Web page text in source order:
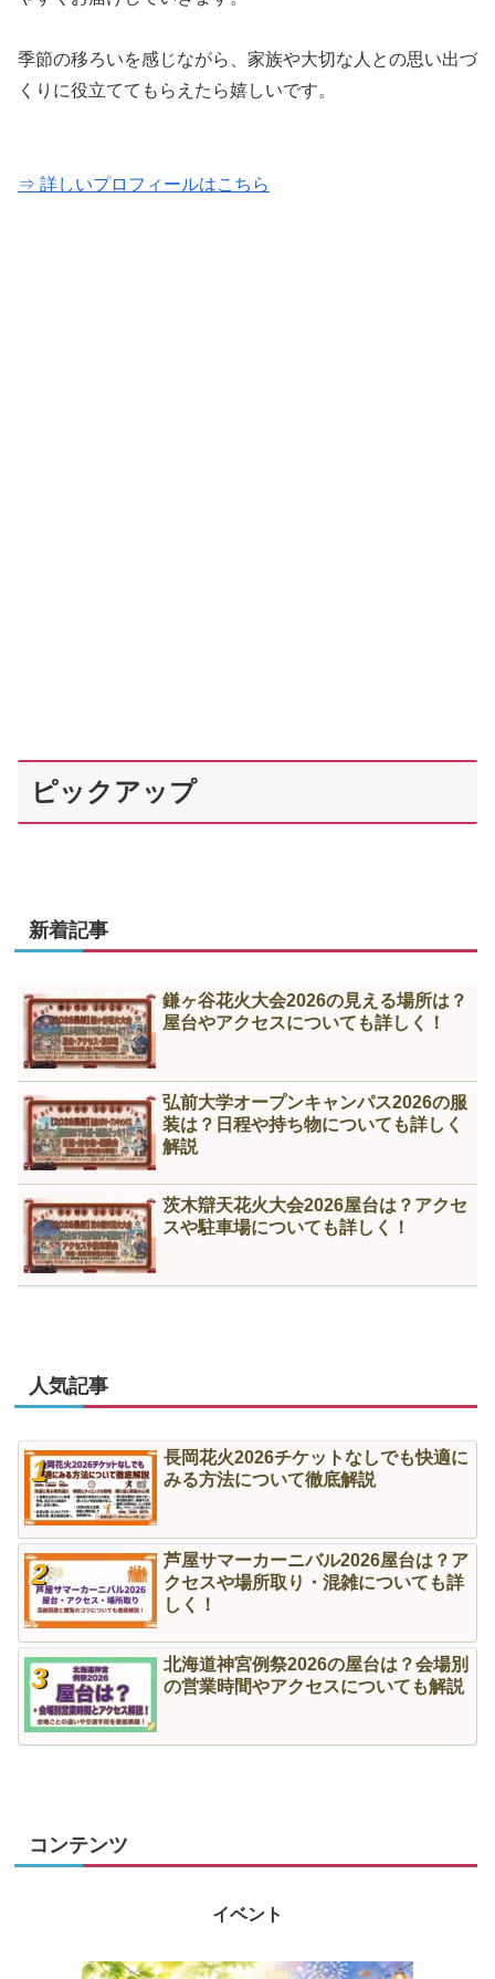
季節の移ろいを感じながら、家族や大切な人との思い出づ
くりに役立ててもらえたら嬉しいです。
⇒ 詳しいプロフィールはこちら
ピックアップ
新着記事
鎌ヶ谷花火大会2026の見える場所は？
屋台やアクセスについても詳しく！
弘前大学オープンキャンパス2026の服
装は？日程や持ち物についても詳しく
解説
茨木辯天花火大会2026屋台は？アクセ
スや駐車場についても詳しく！
人気記事
長岡花火2026チケットなしでも快適に
みる方法について徹底解説
芦屋サマーカーニバル2026屋台は？ア
クセスや場所取り・混雑についても詳
しく！
北海道神宮例祭2026の屋台は？会場別
の営業時間やアクセスについても解説
コンテンツ
イベント